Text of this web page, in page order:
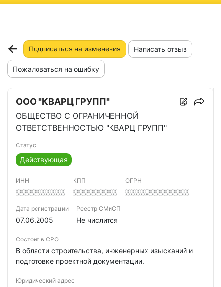
Подписаться на изменения Написать отзыв
Пожаловаться на ошибку
ООО "КВАРЦ ГРУПП"
ОБЩЕСТВО С ОГРАНИЧЕННОЙ
ОТВЕТСТВЕННОСТЬЮ "КВАРЦ ГРУПП"
Статус
Действующая
ИНН
░░░░░░░░░░
КПП
░░░░░░░░░
ОГРН
░░░░░░░░░░░░░
Дата регистрации
07.06.2005
Реестр СМиСП
Не числится
Состоит в СРО
В области строительства, инженерных изысканий и
подготовке проектной документации.
Юридический адрес